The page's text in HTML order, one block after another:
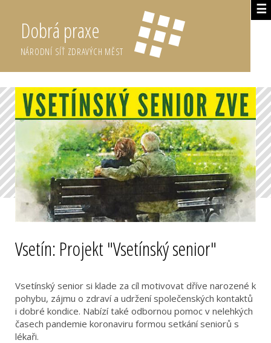
☰
Dobrá praxe
NÁRODNÍ SÍŤ ZDRAVÝCH MĚST
Vsetín: Projekt "Vsetínský senior"
Vsetínský senior si klade za cíl motivovat dříve narozené k
pohybu, zájmu o zdraví a udržení společenských kontaktů
i dobré kondice. Nabízí také odbornou pomoc v nelehkých
časech pandemie koronaviru formou setkání seniorů s
lékaři.